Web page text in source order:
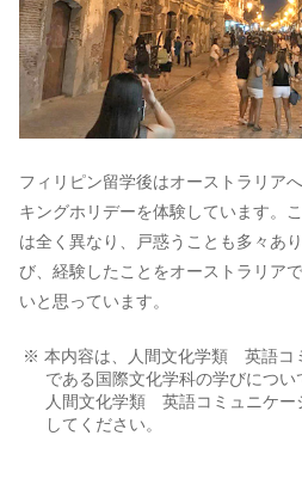
フィリピン留学後はオーストラリア
キングホリデーを体験しています。
は全く異なり、戸惑うことも多々あ
び、経験したことをオーストラリア
いと思っています。
※ 本内容は、人間文化学類 英語コ
である国際文化学科の学びについ
人間文化学類 英語コミュニケー
してください。